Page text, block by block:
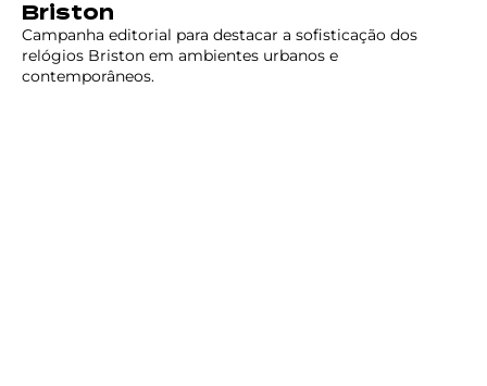
Briston
Campanha editorial para destacar a sofisticação dos
relógios Briston em ambientes urbanos e
contemporâneos.